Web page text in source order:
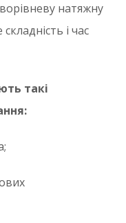
натяжну
і час
такі